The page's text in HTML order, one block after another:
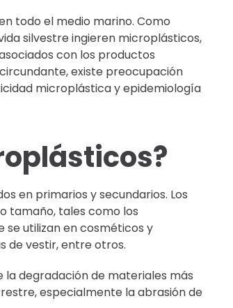
todo el medio marino. Como
silvestre ingieren microplásticos,
con los productos
existe preocupación
microplástica y epidemiología
en primarios y secundarios. Los
tamaño, tales como los
se utilizan en cosméticos y
de vestir, entre otros.
degradación de materiales más
especialmente la abrasión de